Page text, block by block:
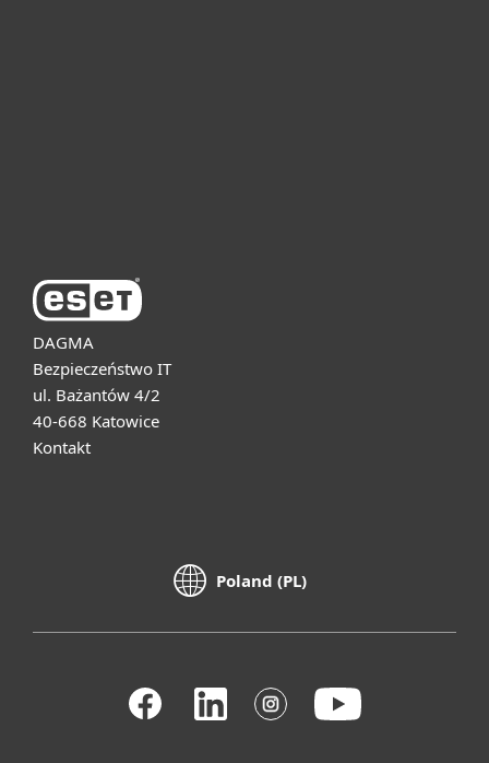
DAGMA
Bezpieczeństwo IT
ul. Bażantów 4/2
40-668 Katowice
Kontakt
Poland (PL)